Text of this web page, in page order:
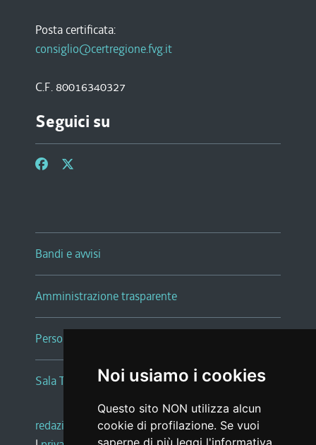
Noi usiamo i cookies
Questo sito NON utilizza alcun
cookie di profilazione. Se vuoi
saperne di più leggi l'informativa
Posta certificata:
consiglio@certregione.fvg.it
C.F. 80016340327
Seguici su
Bandi e avvisi
Amministrazione trasparente
Persone e Uffici
Sala Tiziano Tessitori
redazione web |note legali |glossario